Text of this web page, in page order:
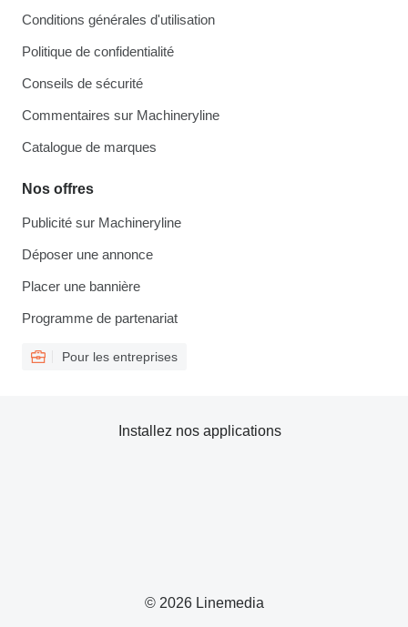
Conditions générales d'utilisation
Politique de confidentialité
Conseils de sécurité
Commentaires sur Machineryline
Catalogue de marques
Nos offres
Publicité sur Machineryline
Déposer une annonce
Placer une bannière
Programme de partenariat
Pour les entreprises
© 2026 Linemedia
Installez nos applications